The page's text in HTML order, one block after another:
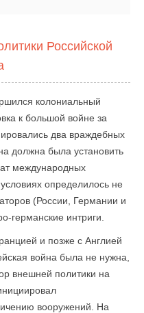
Российской
колониальный
к большой войне за
два враждебных
должна была установить
международных
определилось не
(России, Германии и
германские интриги.
и позже с Англией
война была не нужна,
внешней политики на
вооружений. На